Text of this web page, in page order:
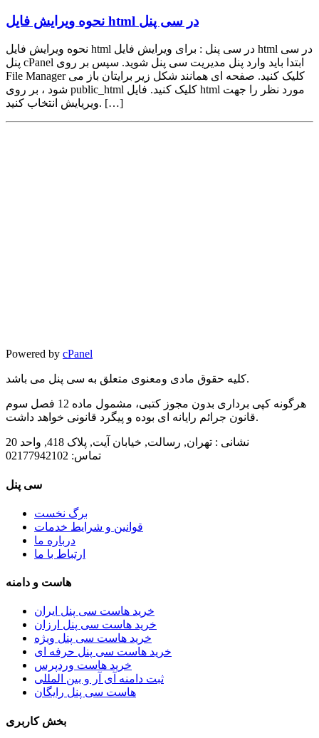
نحوه ویرایش فایل html در سی پنل
نحوه ویرایش فایل html در سی پنل : برای ویرایش فایل html در سی
پنل cPanel ابتدا باید وارد پنل مدیریت سی پنل شوید. سپس بر روی
File Manager کلیک کنید. صفحه ای همانند شکل زیر برایتان باز می
شود ، بر روی public_html کلیک کنید. فایل html مورد نظر را جهت
ویریایش انتخاب کنید. […]
Powered by cPanel
کلیه حقوق مادی ومعنوی متعلق به سی پنل می باشد.
هرگونه کپی برداری بدون مجوز کتبی، مشمول ماده 12 فصل سوم
قانون جرائم رایانه ای بوده و پیگرد قانونی خواهد داشت.
نشانی : تهران, رسالت, خیابان آیت, پلاک 418, واحد 20
تماس:
سی پنل
برگ نخست
قوانین و شرایط خدمات
درباره ما
ارتباط با ما
هاست و دامنه
خرید هاست سی پنل ایران
خرید هاست سی پنل ارزان
خرید هاست سی پنل ویژه
خرید هاست سی پنل حرفه ای
خرید هاست وردپرس
ثبت دامنه آی آر و بین المللی
هاست سی پنل رایگان
بخش کاربری